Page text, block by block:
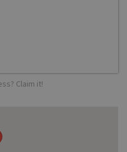
Claim it!